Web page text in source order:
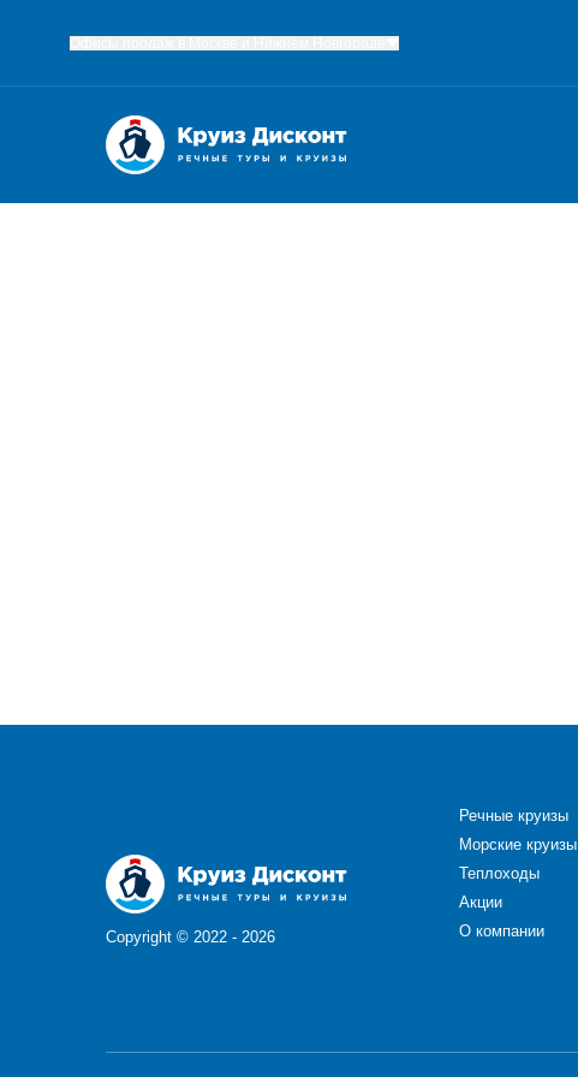
Copyright © 2022 - 2026
Речные круизы
Морские круизы
Теплоходы
Акции
О компании